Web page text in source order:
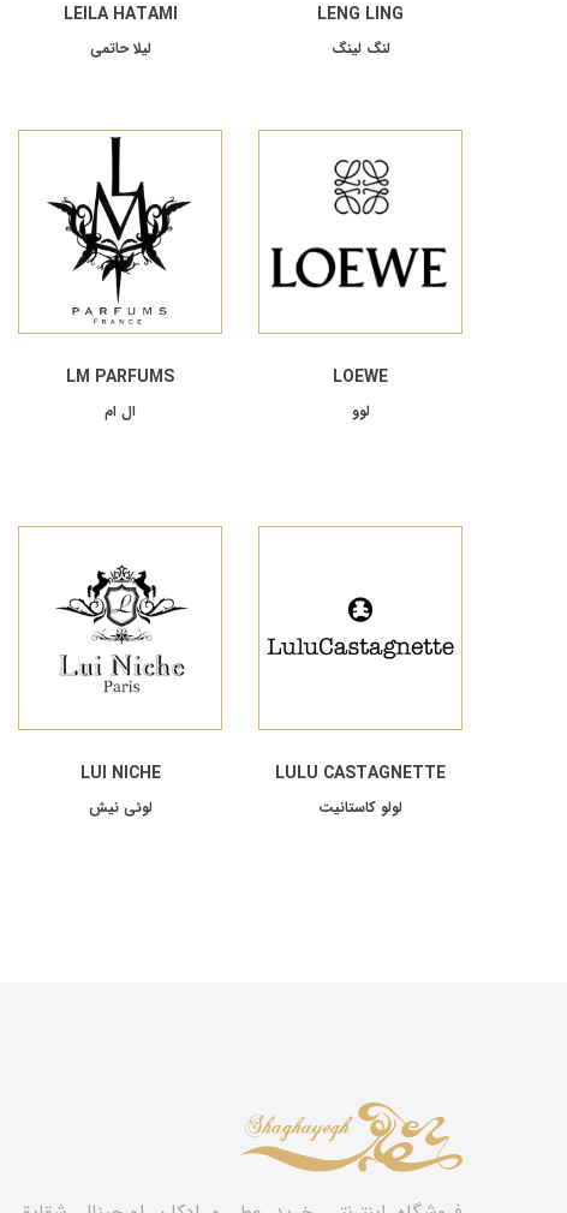
LENG LING
لنگ لینگ
LEILA HATAMI
لیلا حاتمی
LOEWE
لوو
LM PARFUMS
ال ام
LULU CASTAGNETTE
لولو کاستانیت
LUI NICHE
لوئی نیش